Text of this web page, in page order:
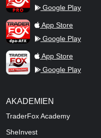
Google Play
TraderFox dpa-AFX
App Store
Google Play
TraderFox Live Trading
App Store
Google Play
AKADEMIEN
TraderFox Academy
SheInvest